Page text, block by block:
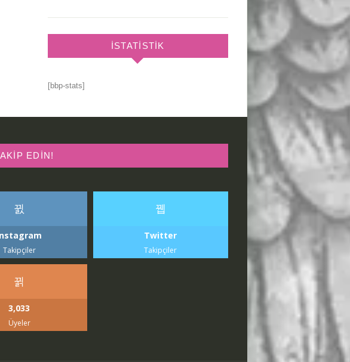
İSTATISTIK
[bbp-stats]
EDIN!
Takipçiler
Twitter
Takipçiler
3,033
Üyeler